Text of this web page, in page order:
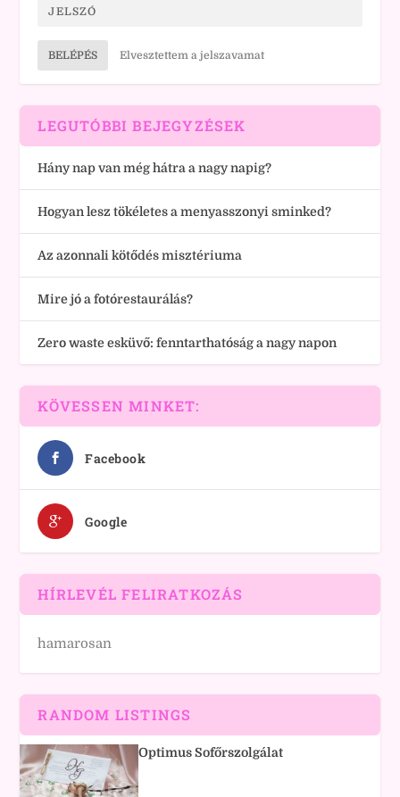
BELÉPÉS Elvesztettem a jelszavamat
LEGUTÓBBI BEJEGYZÉSEK
Hány nap van még hátra a nagy napig?
Hogyan lesz tökéletes a menyasszonyi sminked?
Az azonnali kötődés misztériuma
Mire jó a fotórestaurálás?
Zero waste esküvő: fenntarthatóság a nagy napon
KÖVESSEN MINKET:
Facebook
Google
HÍRLEVÉL FELIRATKOZÁS
hamarosan
RANDOM LISTINGS
Optimus Sofőrszolgálat